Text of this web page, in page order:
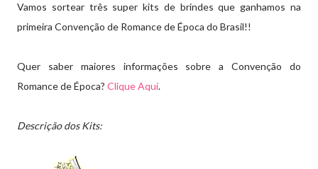
Vamos sortear três super kits de brindes que ganhamos na
primeira Convenção de Romance de Época do Brasil!!
Quer saber maiores informações sobre a Convenção do
Romance de Época? Clique Aqui.
Descrição dos Kits: